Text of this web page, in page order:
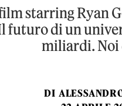
starring Ryan
futuro di un
miliardi. Noi
DI